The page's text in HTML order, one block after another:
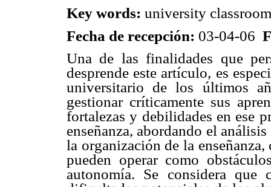
Key words: university
Fecha de recepción: 03-04-06
Una de las finalidades que
desprende este artículo, es
universitario de los últimos
gestionar críticamente sus
fortalezas y debilidades en ese
enseñanza, abordando el
la organización de la
pueden operar como
autonomía. Se considera que